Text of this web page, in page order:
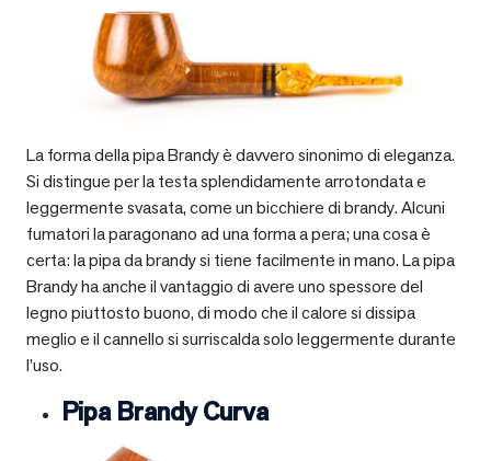
La forma della pipa Brandy è davvero sinonimo di eleganza.
Si distingue per la testa splendidamente arrotondata e
leggermente svasata, come un bicchiere di brandy. Alcuni
fumatori la paragonano ad una forma a pera; una cosa è
certa: la pipa da brandy si tiene facilmente in mano. La pipa
Brandy ha anche il vantaggio di avere uno spessore del
legno piuttosto buono, di modo che il calore si dissipa
meglio e il cannello si surriscalda solo leggermente durante
l’uso.
Pipa Brandy Curva